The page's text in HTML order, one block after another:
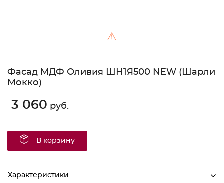
⚠
Фасад МДФ Оливия ШН1Я500 NEW (Шарли
Мокко)
3 060 руб.
В корзину
Характеристики